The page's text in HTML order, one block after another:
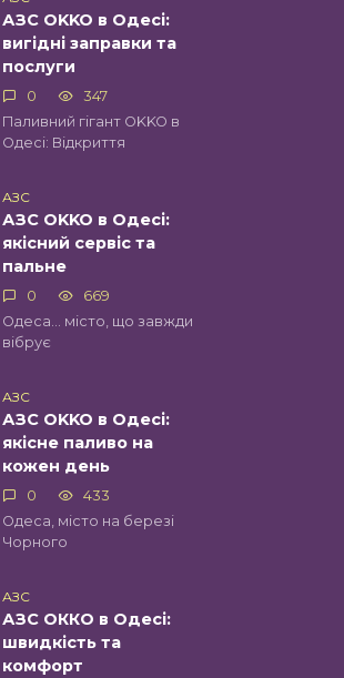
АЗС OKKO в Одесі:
вигідні заправки та
послуги
0
347
Паливний гігант OKKO в
Одесі: Відкриття
АЗС
АЗС OKKO в Одесі:
якісний сервіс та
пальне
0
669
Одеса… місто, що завжди
вібрує
АЗС
АЗС OKKO в Одесі:
якісне паливо на
кожен день
0
433
Одеса, місто на березі
Чорного
АЗС
АЗС ОККО в Одесі:
швидкість та
комфорт